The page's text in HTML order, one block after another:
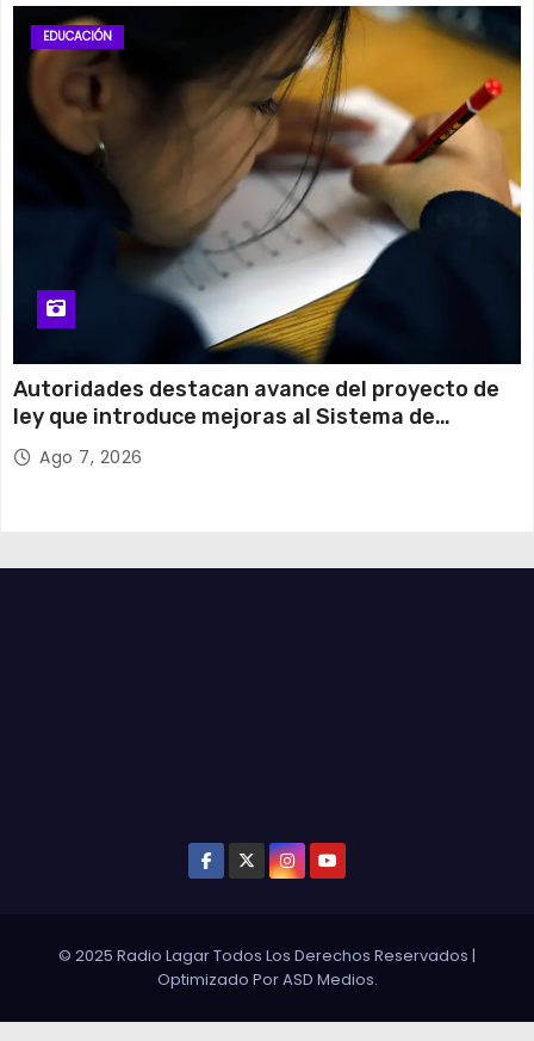
EDUCACIÓN
Autoridades destacan avance del proyecto de
ley que introduce mejoras al Sistema de
Admisión Escolar
Ago 7, 2026
© 2025 Radio Lagar Todos Los Derechos Reservados |
Optimizado PorASD Medios.